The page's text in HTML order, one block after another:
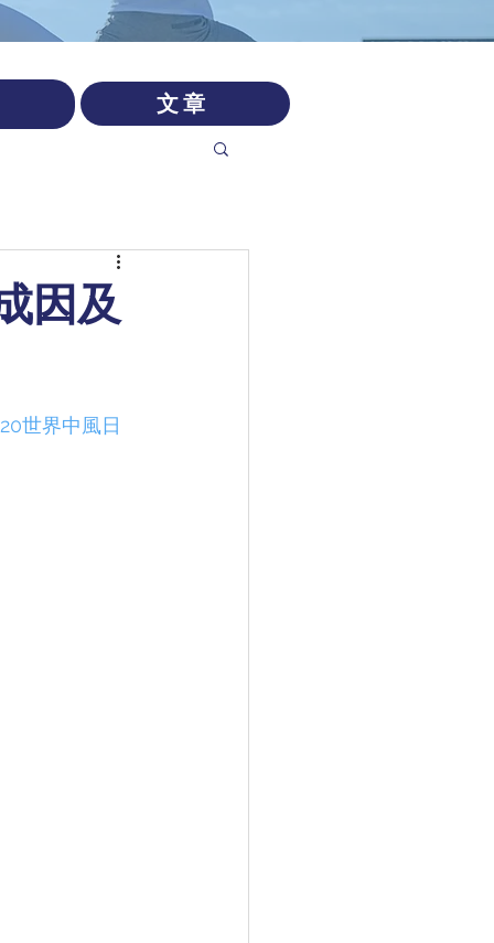
文章
因及
世界中風日